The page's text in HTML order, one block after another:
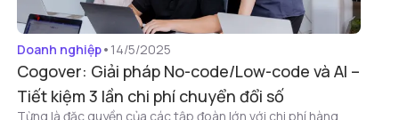
Doanh nghiệp• 14/5/2025
Cogover: Giải pháp No-code/Low-code và AI –
Tiết kiệm 3 lần chi phí chuyển đổi số
Từng là đặc quyền của các tập đoàn lớn với chi phí hàng